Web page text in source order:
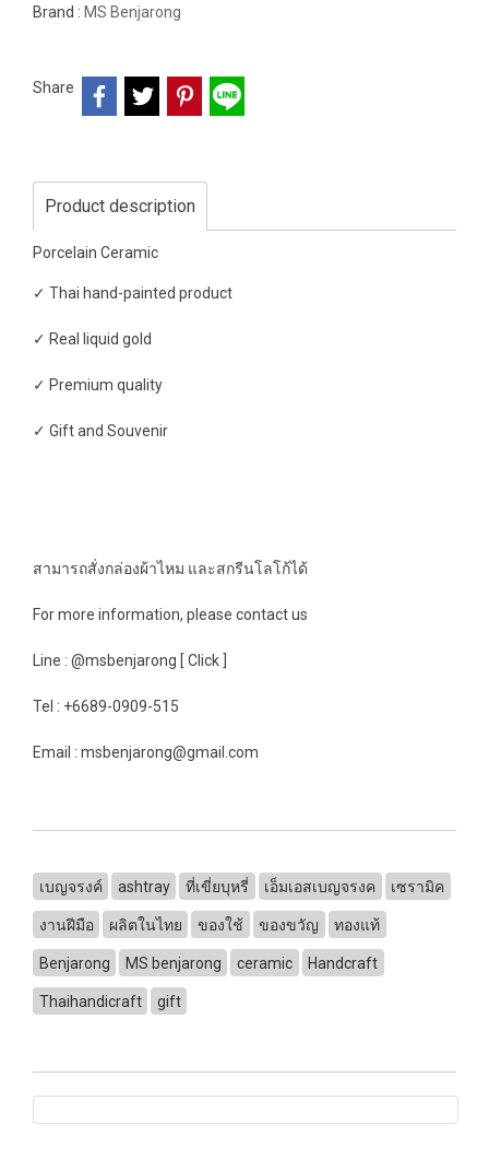
Brand : MS Benjarong
Share
Product description
Porcelain Ceramic
✓ Thai hand-painted product
✓ Real liquid gold
✓ Premium quality
✓ Gift and Souvenir
สามารถสั่งกล่องผ้าไหม และสกรีนโลโก้ได้
For more information, please contact us
Line : @msbenjarong [ Click ]
Tel : +6689-0909-515
Email : msbenjarong@gmail.com
เบญจรงค์ ashtray ที่เขี่ยบุหรี่ เอ็มเอสเบญจรงค เซรามิค
งานฝีมือ ผลิตในไทย ของใช้ ของขวัญ ทองแท้
Benjarong MS benjarong ceramic Handcraft
Thaihandicraft gift